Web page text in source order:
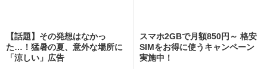
【話題】その発想はなかっ
た…！猛暑の夏、意外な場所に
「涼しい」広告
スマホ2GBで月額850円～ 格安
SIMをお得に使うキャンペーン
実施中！